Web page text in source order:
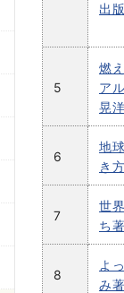
出
5
燃
ア
晃
6
地
き
7
世
ち
8
よ
み